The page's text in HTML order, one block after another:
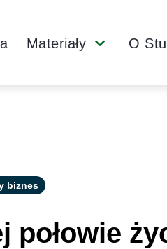
Materiały Submenu
O
biznes
połowie